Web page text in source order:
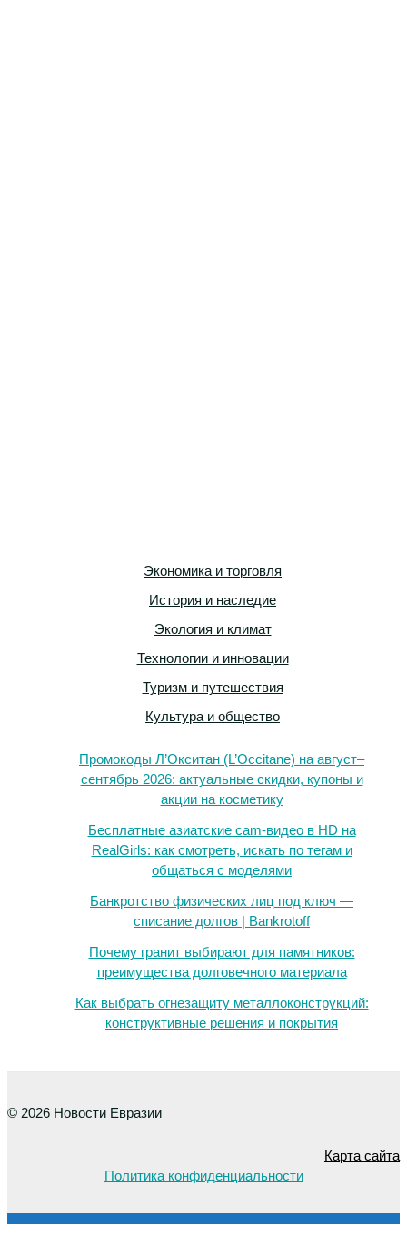
Экономика и торговля
История и наследие
Экология и климат
Технологии и инновации
Туризм и путешествия
Культура и общество
Промокоды Л’Окситан (L’Occitane) на август–
сентябрь 2026: актуальные скидки, купоны и
акции на косметику
Бесплатные азиатские cam-видео в HD на
RealGirls: как смотреть, искать по тегам и
общаться с моделями
Банкротство физических лиц под ключ —
списание долгов | Bankrotoff
Почему гранит выбирают для памятников:
преимущества долговечного материала
Как выбрать огнезащиту металлоконструкций:
конструктивные решения и покрытия
© 2026 Новости Евразии
Карта сайта
Политика конфиденциальности